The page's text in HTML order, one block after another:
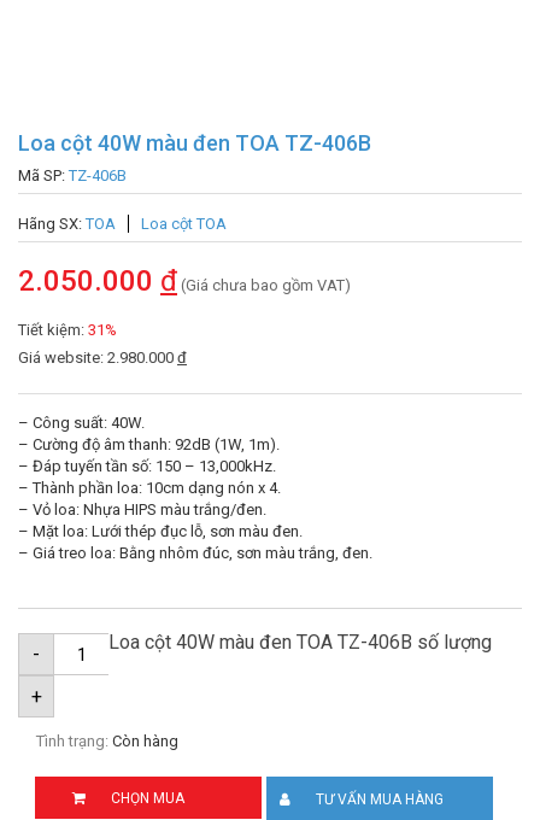
Loa cột 40W màu đen TOA TZ-406B
Mã SP:TZ-406B
Hãng SX:TOA Loa cột TOA
2.050.000 đ (Giá chưa bao gồm VAT)
Tiết kiệm: 31%
Giá website: 2.980.000 đ
– Công suất: 40W.
– Cường độ âm thanh: 92dB (1W, 1m).
– Đáp tuyến tần số: 150 – 13,000kHz.
– Thành phần loa: 10cm dạng nón x 4.
– Vỏ loa: Nhựa HIPS màu trắng/đen.
– Mặt loa: Lưới thép đục lỗ, sơn màu đen.
– Giá treo loa: Bằng nhôm đúc, sơn màu trắng, đen.
- Loa cột 40W màu đen TOA TZ-406B số lượng
+
Tình trạng: Còn hàng
CHỌN MUA TƯ VẤN MUA HÀNG